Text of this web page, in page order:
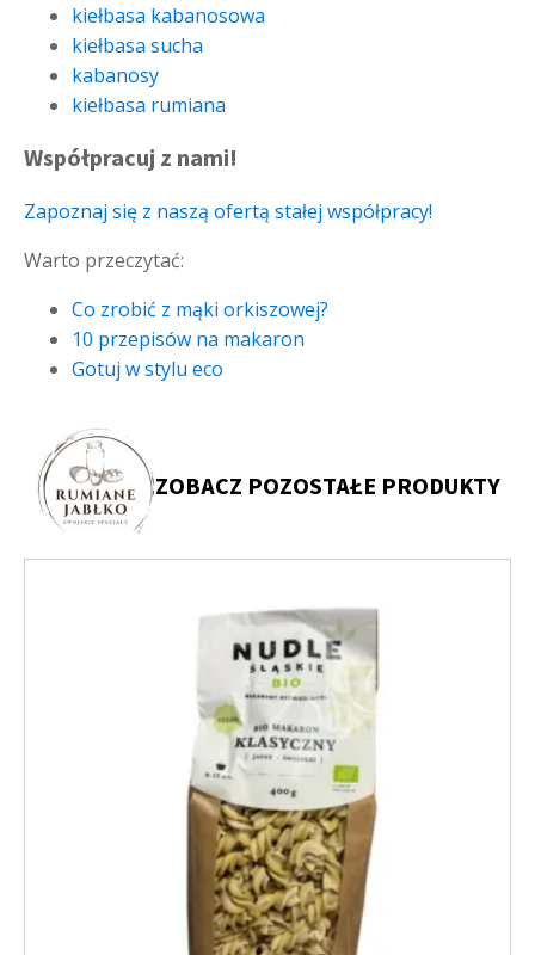
kiełbasa kabanosowa
kiełbasa sucha
kabanosy
kiełbasa rumiana
Współpracuj z nami!
Zapoznaj się z naszą ofertą stałej współpracy!
Warto przeczytać:
Co zrobić z mąki orkiszowej?
10 przepisów na makaron
Gotuj w stylu eco
ZOBACZ POZOSTAŁE PRODUKTY